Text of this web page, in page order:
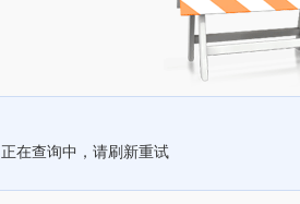
正在查询中，请刷新重试